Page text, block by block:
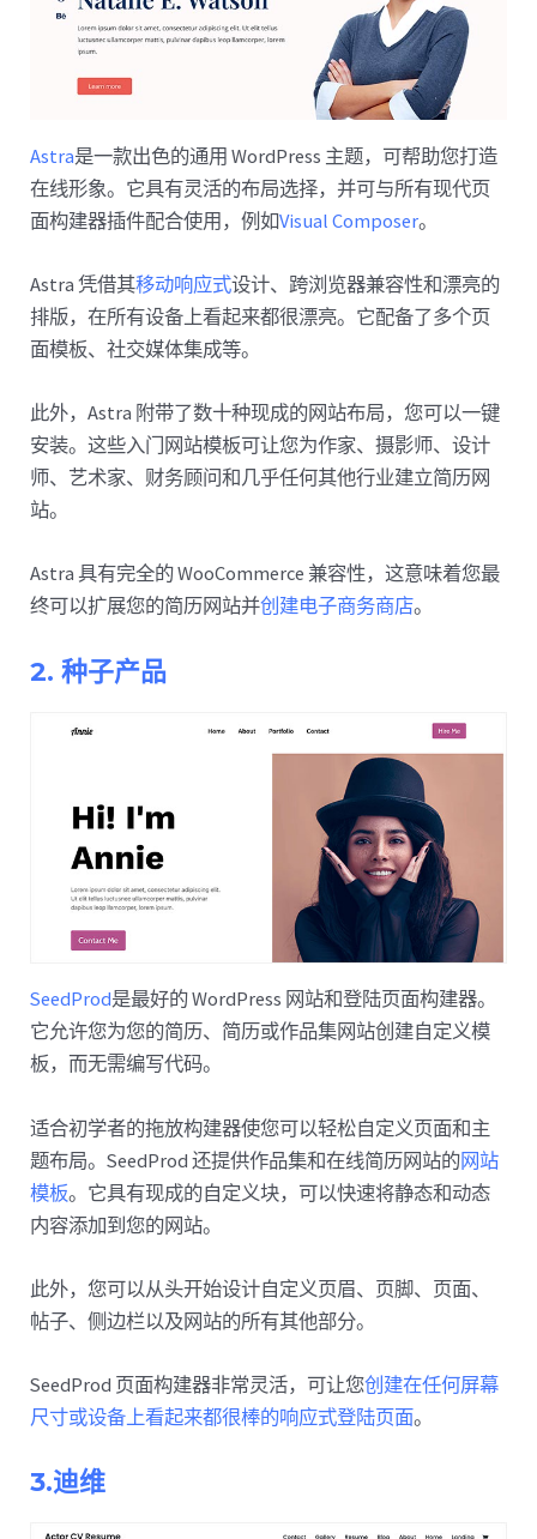
Astra是一款出色的通用 WordPress 主题，可帮助您打造
在线形象。它具有灵活的布局选择，并可与所有现代页
面构建器插件配合使用，例如Visual Composer。
Astra 凭借其移动响应式设计、跨浏览器兼容性和漂亮的
排版，在所有设备上看起来都很漂亮。它配备了多个页
面模板、社交媒体集成等。
此外，Astra 附带了数十种现成的网站布局，您可以一键
安装。这些入门网站模板可让您为作家、摄影师、设计
师、艺术家、财务顾问和几乎任何其他行业建立简历网
站。
Astra 具有完全的 WooCommerce 兼容性，这意味着您最
终可以扩展您的简历网站并创建电子商务商店。
2. 种子产品
SeedProd是最好的 WordPress 网站和登陆页面构建器。
它允许您为您的简历、简历或作品集网站创建自定义模
板，而无需编写代码。
适合初学者的拖放构建器使您可以轻松自定义页面和主
题布局。SeedProd 还提供作品集和在线简历网站的网站
模板。它具有现成的自定义块，可以快速将静态和动态
内容添加到您的网站。
此外，您可以从头开始设计自定义页眉、页脚、页面、
帖子、侧边栏以及网站的所有其他部分。
SeedProd 页面构建器非常灵活，可让您创建在任何屏幕
尺寸或设备上看起来都很棒的响应式登陆页面。
3.迪维